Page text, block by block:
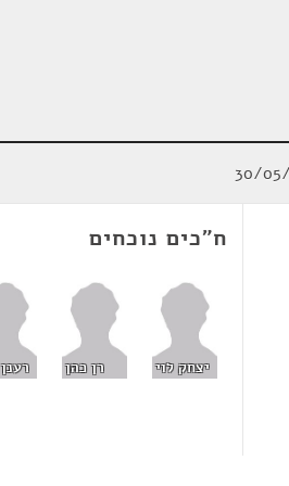
ח"כים נוכחים
יצחק לוי רן כהן